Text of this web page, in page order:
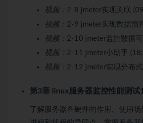
视频： 2-8 jmeter实现关联
视频： 2-9 jmeter实现数据预
视频： 2-10 jmeter监控数据
视频： 2-11 jmeter小助手
视频： 2-12 jmeter实现分布
第3章 linux服务器监控性能测试
了解服务器各硬件的作用、使用